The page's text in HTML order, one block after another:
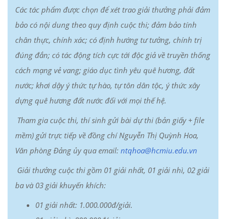
Các tác phẩm được chọn để xét trao giải thưởng phải đảm
bảo có nội dung theo quy định cuộc thi; đảm bảo tính
chân thực, chính xác; có định hướng tư tưởng, chính trị
đúng đắn; có tác động tích cực tới độc giả về truyền thống
cách mạng vẻ vang; giáo dục tình yêu quê hương, đất
nước; khơi dậy ý thức tự hào, tự tôn dân tộc, ý thức xây
dựng quê hương đất nước đối với mọi thế hệ.
Tham gia cuộc thi, thí sinh gửi bài dự thi (bản giấy + file
mềm) gửi trực tiếp về đồng chí Nguyễn Thị Quỳnh Hoa,
Văn phòng Đảng ủy qua email: ntqhoa@hcmiu.edu.vn
Giải thưởng cuộc thi gồm 01 giải nhất, 01 giải nhì, 02 giải
ba và 03 giải khuyến khích:
01 giải nhất: 1.000.000đ/giải.